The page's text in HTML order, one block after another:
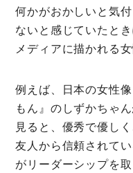
何かがおかしいと気
ないと感じていたと
メディアに描かれる
例えば、日本の女性
もん』のしずかちゃ
見ると、優秀で優し
友人から信頼されて
がリーダーシップを